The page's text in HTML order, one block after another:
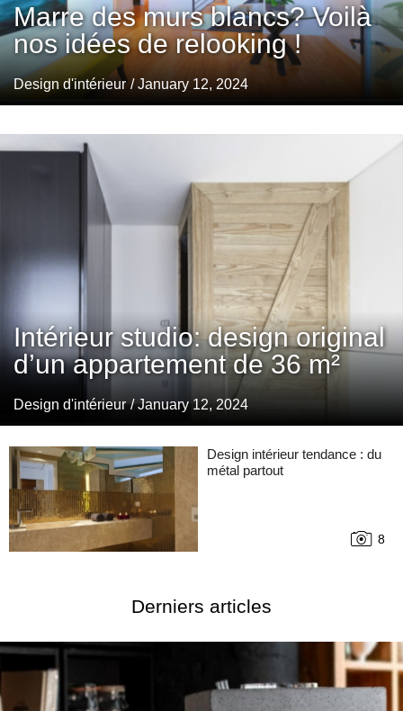
Marre des murs blancs? Voilà
nos idées de relooking !
Design d'intérieur / January 12, 2024
Intérieur studio: design original
d’un appartement de 36 m²
Design d'intérieur / January 12, 2024
Design intérieur tendance : du
métal partout
8
Derniers articles